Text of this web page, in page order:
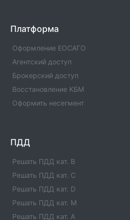
УРАЛСИБ Страхование: Филиал
область) №1
Офис компании Уралсиб
телефонов, адресами и другой
информацией.
УРАЛСИБ Страхование: Филиал
Офис компании Уралсиб
край) №1
телефонов, адресами и другой
информацией.
УРАЛСИБ Страхование:
Платформа
Оформление ЕОСАГО
Агентский доступ
Брокерский доступ
Восстановление КБМ
Оформить несегмент
ПДД
Решать ПДД кат. B
Решать ПДД кат. C
Решать ПДД кат. D
Решать ПДД кат. M
Решать ПДД кат. A